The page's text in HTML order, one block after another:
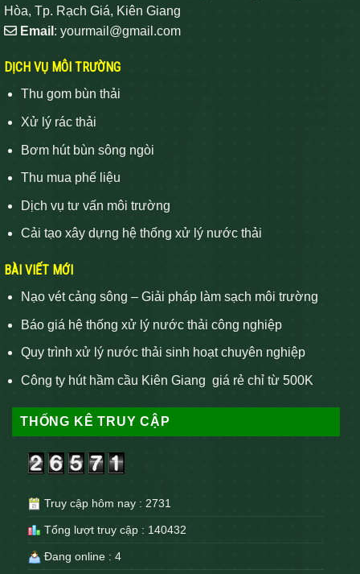
Hòa, Tp. Rạch Giá, Kiên Giang
Email : yourmail@gmail.com
DỊCH VỤ MÔI TRƯỜNG
Thu gom bùn thải
Xử lý rác thải
Bơm hút bùn sông ngòi
Thu mua phế liệu
Dịch vụ tư vấn môi trường
Cải tạo xây dựng hệ thống xử lý nước thải
BÀI VIẾT MỚI
Nạo vét cảng sông – Giải pháp làm sạch môi trường
Báo giá hệ thống xử lý nước thải công nghiệp
Quy trình xử lý nước thải sinh hoạt chuyên nghiệp
Công ty hút hầm cầu Kiên Giang giá rẻ chỉ từ 500K
THỐNG KÊ TRUY CẬP
Truy cập hôm nay : 2731
Tổng lượt truy cập : 140432
Đang online : 4